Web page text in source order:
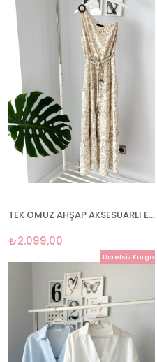
TEK OMUZ AHŞAP AKSESUARLI ELBİSE
₺2.099,00
Ücretsiz Kargo